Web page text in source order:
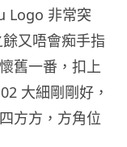
Logo 非常突
又唔會痴手指
舊一番，扣上
大細剛剛好，
方方，方角位